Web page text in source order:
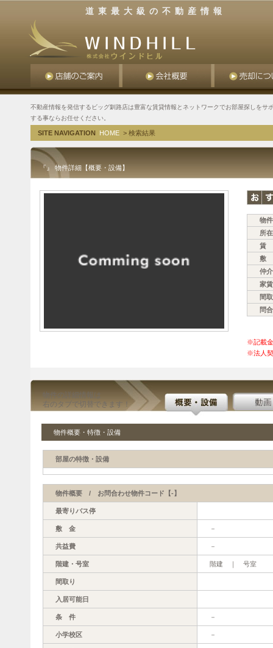
道東最大級の不動産情報
不動産情報を発信するビッグ釧路店は豊富な賃貸情報とネットワークでお部屋探しをサ
する事ならお任せください。
SITE NAVIGATION HOME > 検索結果
『』 物件詳細【概要・設備】
物
所
賃
敷
仲
家
間
問
※記載
※法人契
物件の詳細情報は
右のタブで切替できます！
物件概要・特徴・設備
部屋の特徴・設備
物件概要 / お問合わせ物件コード【-】
最寄りバス停
敷 金 －
共益費 －
階建・号室 階建 ｜ 号室
間取り
入居可能日
条 件 －
小学校区 －